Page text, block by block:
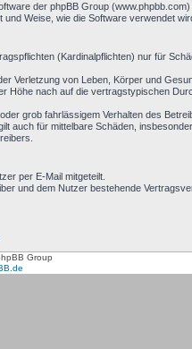
der phpBB Group
Weise, wie die Software verwendet
(Kardinalpflichten) nur für
Verletzung von Leben, Körper und
Höhe nach auf die vertragstypischen
grob fahrlässigem Verhalten des
auch für mittelbare Schäden,
per E-Mail mitgeteilt.
und dem Nutzer bestehende
Group